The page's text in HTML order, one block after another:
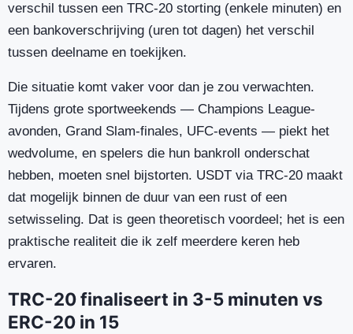
verschil tussen een TRC-20 storting (enkele minuten) en
een bankoverschrijving (uren tot dagen) het verschil
tussen deelname en toekijken.
Die situatie komt vaker voor dan je zou verwachten.
Tijdens grote sportweekends — Champions League-
avonden, Grand Slam-finales, UFC-events — piekt het
wedvolume, en spelers die hun bankroll onderschat
hebben, moeten snel bijstorten. USDT via TRC-20 maakt
dat mogelijk binnen de duur van een rust of een
setwisseling. Dat is geen theoretisch voordeel; het is een
praktische realiteit die ik zelf meerdere keren heb
ervaren.
TRC-20 finaliseert in 3-5 minuten vs
ERC-20 in 15